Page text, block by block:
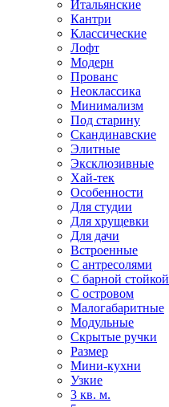
Итальянские
Кантри
Классические
Лофт
Модерн
Прованс
Неоклассика
Минимализм
Под старину
Скандинавские
Элитные
Эксклюзивные
Хай-тек
Особенности
Для студии
Для хрущевки
Для дачи
Встроенные
С антресолями
С барной стойкой
С островом
Малогабаритные
Модульные
Скрытые ручки
Размер
Мини-кухни
Узкие
3 кв. м.